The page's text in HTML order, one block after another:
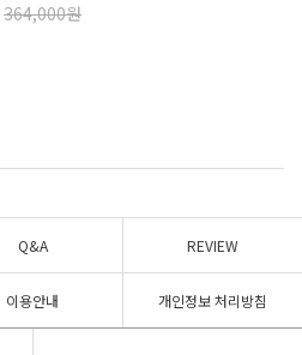
364,000원
Q&A REVIEW
이용안내 개인정보 처리방침